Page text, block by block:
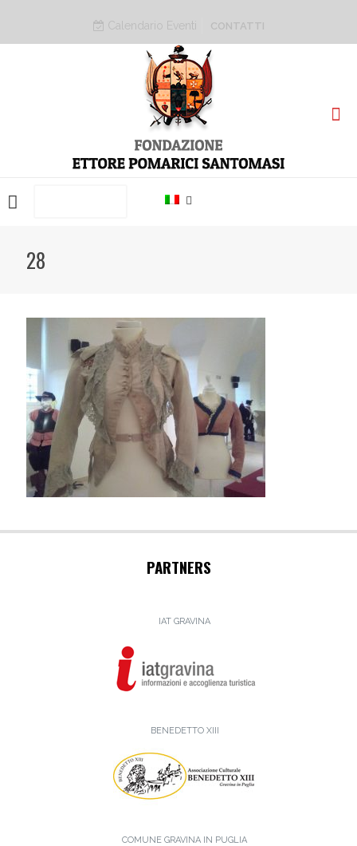
Calendario Eventi CONTATTI
28
PARTNERS
IAT GRAVINA
BENEDETTO XIII
COMUNE GRAVINA IN PUGLIA